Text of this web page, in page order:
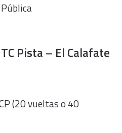
Pista – El Calafate
(20 vueltas o 40